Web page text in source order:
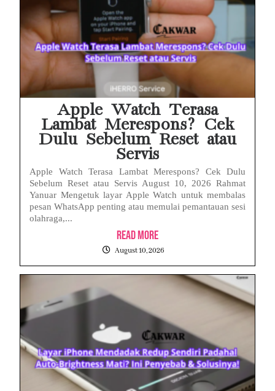
Apple Watch Terasa
Lambat Merespons? Cek
Dulu Sebelum Reset atau
Servis
Apple Watch Terasa Lambat Merespons? Cek Dulu
Sebelum Reset atau Servis August 10, 2026 Rahmat
Yanuar Mengetuk layar Apple Watch untuk membalas
pesan WhatsApp penting atau memulai pemantauan sesi
olahraga,...
Read More
August 10, 2026